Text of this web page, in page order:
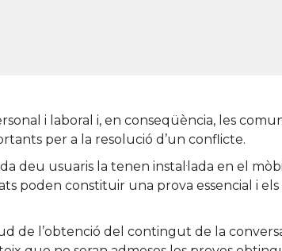
i laboral i, en conseqüència, les
per a la resolució d’un conflicte.
deu usuaris la tenen instal·lada en el
poden constituir una prova essencial i
de l’obtenció del contingut de la